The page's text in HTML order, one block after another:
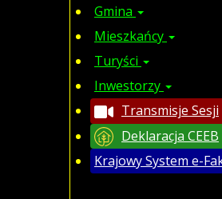
Gmina
Mieszkańcy
Turyści
Inwestorzy
Transmisje Sesji
Deklaracja CEEB
Krajowy System e-